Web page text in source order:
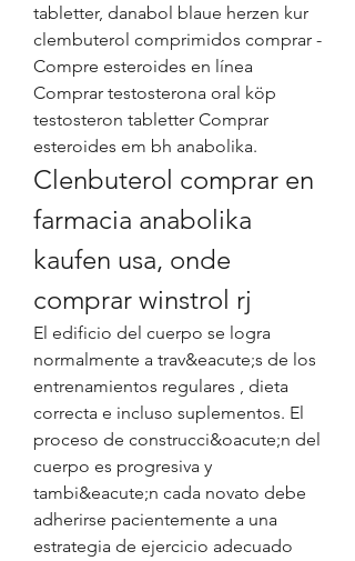
tabletter, danabol blaue herzen kur
clembuterol comprimidos comprar -
Compre esteroides en línea
Comprar testosterona oral köp
testosteron tabletter Comprar
esteroides em bh anabolika.
Clenbuterol comprar en
farmacia anabolika
kaufen usa, onde
comprar winstrol rj
El edificio del cuerpo se logra
normalmente a trav&eacute;s de los
entrenamientos regulares , dieta
correcta e incluso suplementos. El
proceso de construcci&oacute;n del
cuerpo es progresiva y
tambi&eacute;n cada novato debe
adherirse pacientemente a una
estrategia de ejercicio adecuado